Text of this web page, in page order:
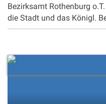
Bezirksamt Rothenburg o.T.
die Stadt und das Königl.